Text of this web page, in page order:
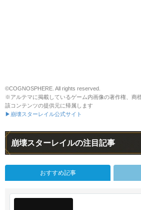
©COGNOSPHERE. All rights reserved.
※アルテマに掲載しているゲーム内画像の著作権、商
該コンテンツの提供元に帰属します
▶崩壊スターレイル公式サイト
崩壊スターレイルの注目記事
おすすめ記事